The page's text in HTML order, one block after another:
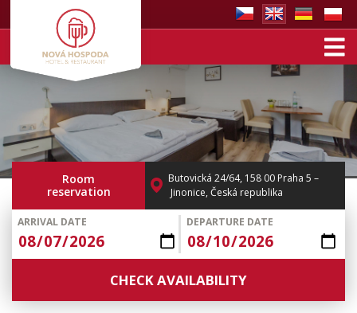
Room
reservation
Butovická 24/64, 158 00 Praha 5 –
Jinonice, Česká republika
ARRIVAL DATE DEPARTURE DATE
CHECKAVAILABILITY